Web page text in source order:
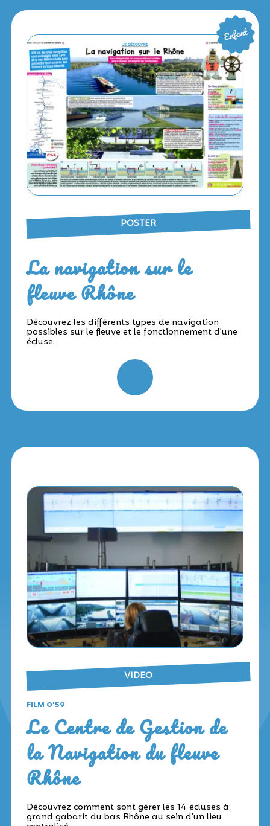
Enfant
POSTER
La navigation sur le
fleuve Rhône
Découvrez les différents types de navigation
possibles sur le fleuve et le fonctionnement d’une
écluse.
VIDEO
FILM 0'59
Le Centre de Gestion de
la Navigation du fleuve
Rhône
Découvrez comment sont gérer les 14 écluses à
grand gabarit du bas Rhône au sein d’un lieu